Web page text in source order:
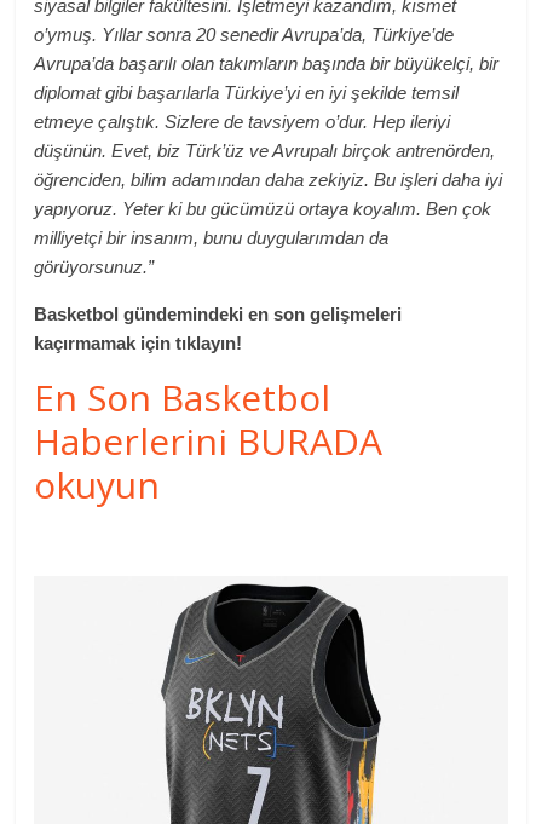
siyasal bilgiler fakültesini. İşletmeyi kazandım, kısmet
o’ymuş. Yıllar sonra 20 senedir Avrupa’da, Türkiye’de
Avrupa’da başarılı olan takımların başında bir büyükelçi, bir
diplomat gibi başarılarla Türkiye’yi en iyi şekilde temsil
etmeye çalıştık. Sizlere de tavsiyem o’dur. Hep ileriyi
düşünün. Evet, biz Türk’üz ve Avrupalı birçok antrenörden,
öğrenciden, bilim adamından daha zekiyiz. Bu işleri daha iyi
yapıyoruz. Yeter ki bu gücümüzü ortaya koyalım. Ben çok
milliyetçi bir insanım, bunu duygularımdan da
görüyorsunuz.”
Basketbol gündemindeki en son gelişmeleri
kaçırmamak için tıklayın!
En Son Basketbol
Haberlerini BURADA
okuyun